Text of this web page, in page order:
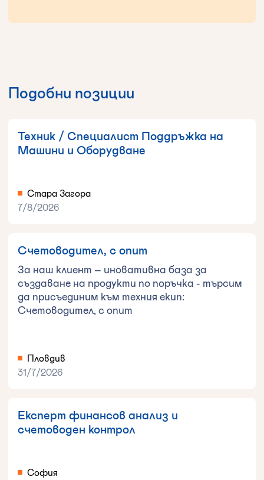
Подобни позиции
Техник / Специалист Поддръжка на
Машини и Оборудване
Стара Загора
7/8/2026
Счетоводител, с опит
За наш клиент – иновативна база за
създаване на продукти по поръчка - търсим
да присъединим към техния екип:
Счетоводител, с опит
Пловдив
31/7/2026
Експерт финансов анализ и
счетоводен контрол
София